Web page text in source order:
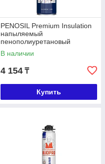
PENOSIL Premium Insulation
напыляемый
пенополиуретановый
утеплитель, 890 мл
В наличии
4 154 ₸
Купить